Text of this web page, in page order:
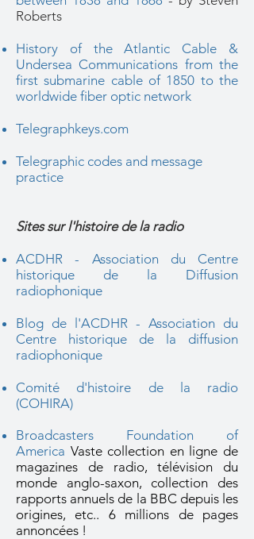
Roberts
History of the Atlantic Cable &
Undersea Communications from the
first submarine cable of 1850 to the
worldwide fiber optic network
Telegraphkeys.com
Telegraphic codes and message
practice
Sites sur l'histoire de la radio
ACDHR - Association du Centre
historique de la Diffusion
radiophonique
Blog de l'ACDHR - Association du
Centre historique de la diffusion
radiophonique
Comité d'histoire de la radio
(COHIRA)
Broadcasters Foundation of
America Vaste collection en ligne de
magazines de radio, télévision du
monde anglo-saxon, collection des
rapports annuels de la BBC depuis les
origines, etc.. 6 millions de pages
annoncées !